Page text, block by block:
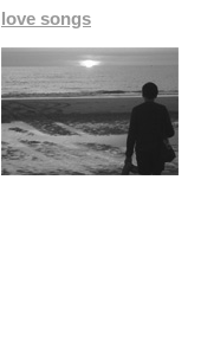
love songs